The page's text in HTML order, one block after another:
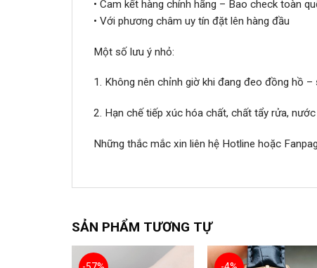
• Cam kết hàng chính hãng – Bao check toàn
• Với phương châm uy tín đặt lên hàng đầu
Một số lưu ý nhỏ:
1. Không nên chỉnh giờ khi đang đeo đồng hồ –
2. Hạn chế tiếp xúc hóa chất, chất tẩy rửa,
Những thắc mắc xin liên hệ Hotline hoặc
SẢN PHẨM TƯƠNG TỰ